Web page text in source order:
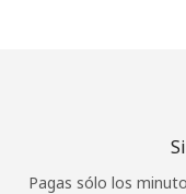
Inicia
Pagas sólo los